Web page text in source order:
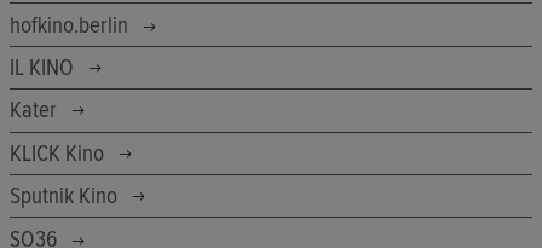
hofkino.berlin
IL KINO
Kater
KLICK Kino
Sputnik Kino
SO36